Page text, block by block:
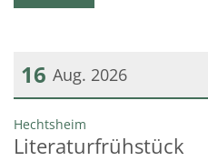
16 Aug. 2026
Datum: 16. August 2026
Hechtsheim
Literaturfrühstück